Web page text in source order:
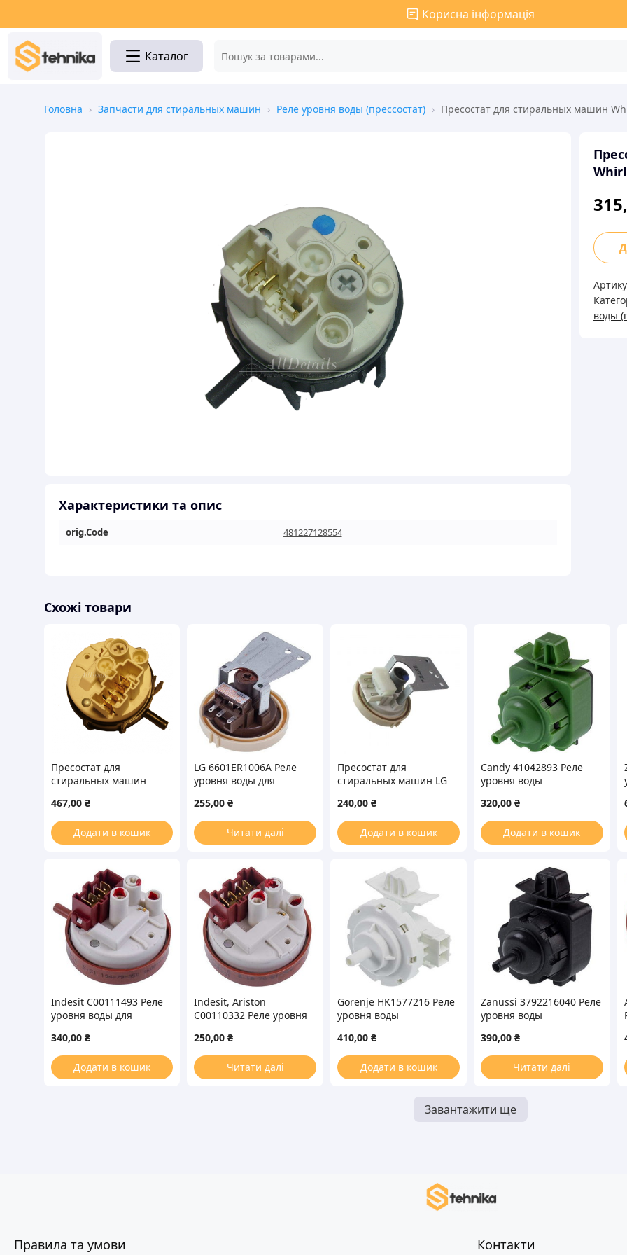
Корисна інформація
Каталог
Головна › Запчасти для стиральных машин › Реле уровня воды (прессостат) › Пресостат для стиральных машин
Характеристики та опис
orig.Code 481227128554
для
воды
Схожі товари
Пресостат для
стиральных машин
467,00 ₴
Додати в кошик
LG 6601ER1006A Реле
уровня воды для
255,00₴
Читати далі
Пресостат для
стиральных машин LG
240,00₴
Додати в кошик
Candy 41042893 Реле
уровня воды
стиральной машины
320,00 ₴
Додати в кошик
Indesit C00111493 Реле
уровня воды для
340,00 ₴
Додати в кошик
Indesit, Ariston
C00110332 Реле уровня
машины
250,00₴
Читати далі
Gorenje HK1577216 Реле
уровня воды
стиральной машины
410,00₴
Додати в кошик
Zanussi 3792216040 Реле
уровня воды
стиральной машины
390,00 ₴
Читати далі
Завантажити ще
Правила та умови Контакти